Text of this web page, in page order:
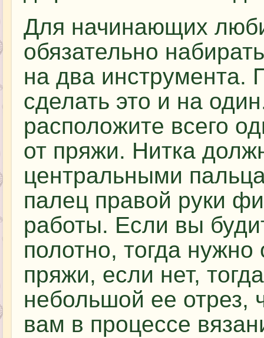
Для начинающих
обязательно
на два инструмента.
сделать это и на
расположите всего
от пряжи. Нитка
центральными
палец правой руки
работы. Если вы
полотно, тогда
пряжи, если нет,
небольшой ее
вам в процессе